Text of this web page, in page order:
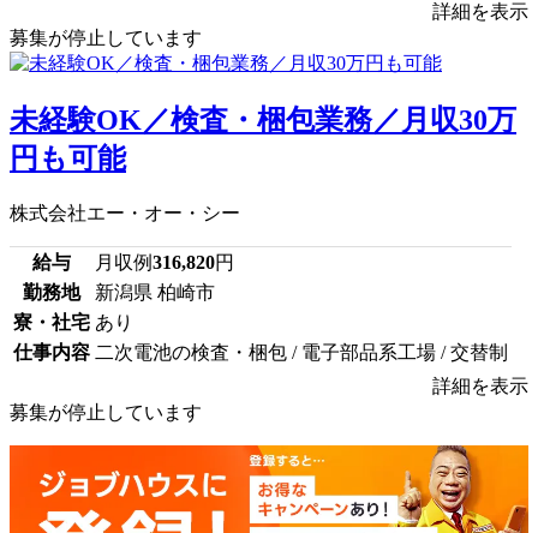
詳細を表示
募集が停止しています
未経験OK／検査・梱包業務／月収30万
円も可能
株式会社エー・オー・シー
給与 月収例316,820円
勤務地
新潟県 柏崎市
寮・社宅 あり
仕事内容 二次電池の検査・梱包 / 電子部品系工場 / 交替制
詳細を表示
募集が停止しています